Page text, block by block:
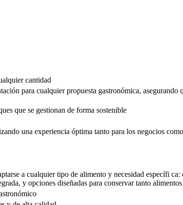
cantidad
para cualquier propuesta gastronómica, asegurando
que se gestionan de forma sostenible
una experiencia óptima tanto para los negocios
a cualquier tipo de alimento y necesidad específi
y opciones diseñadas para conservar tanto